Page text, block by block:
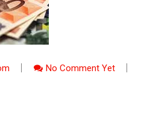
No Comment Yet